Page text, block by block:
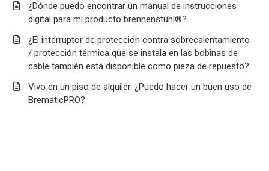
¿Dónde puedo encontrar un manual de instrucciones
digital para mi producto brennenstuhl®?
¿El interruptor de protección contra sobrecalentamiento
/ protección térmica que se instala en las bobinas de
cable también está disponible como pieza de repuesto?
Vivo en un piso de alquiler. ¿Puedo hacer un buen uso de
BrematicPRO?